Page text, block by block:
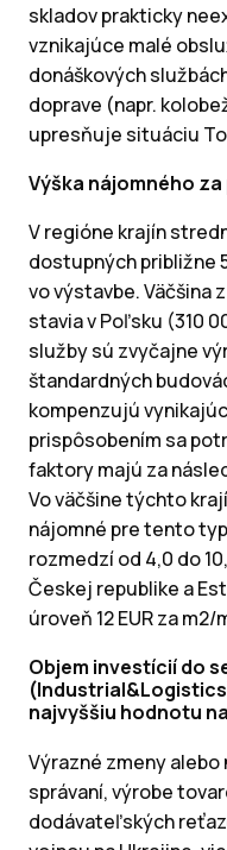
skladov prakticky
vznikajúce malé
donáškových
doprave (napr.
upresňuje situáciu
Výška nájomného za
V regióne krajín
dostupných približne
vo výstavbe. Väčšina
stavia v Poľsku (310
služby sú zvyčajne
štandardných
kompenzujú
prispôsobením sa
faktory majú za
Vo väčšine týchto
nájomné pre tento
rozmedzí od 4,0 do
Českej republike a
úroveň 12 EUR za m2/
Objem investícií do
najvyššiu hodnotu
Výrazné zmeny
správaní, výrobe
dodávateľských